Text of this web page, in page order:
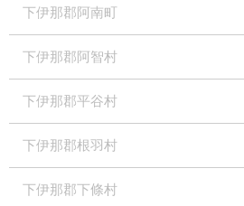
下伊那郡阿南町
下伊那郡阿智村
下伊那郡平谷村
下伊那郡根羽村
下伊那郡下條村